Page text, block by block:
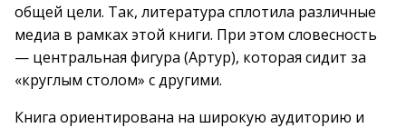
общей цели. Так, литература сплотила различные
медиа в рамках этой книги. При этом словесность
— центральная фигура (Артур), которая сидит за
«круглым столом» с другими.
Книга ориентирована на широкую аудиторию и